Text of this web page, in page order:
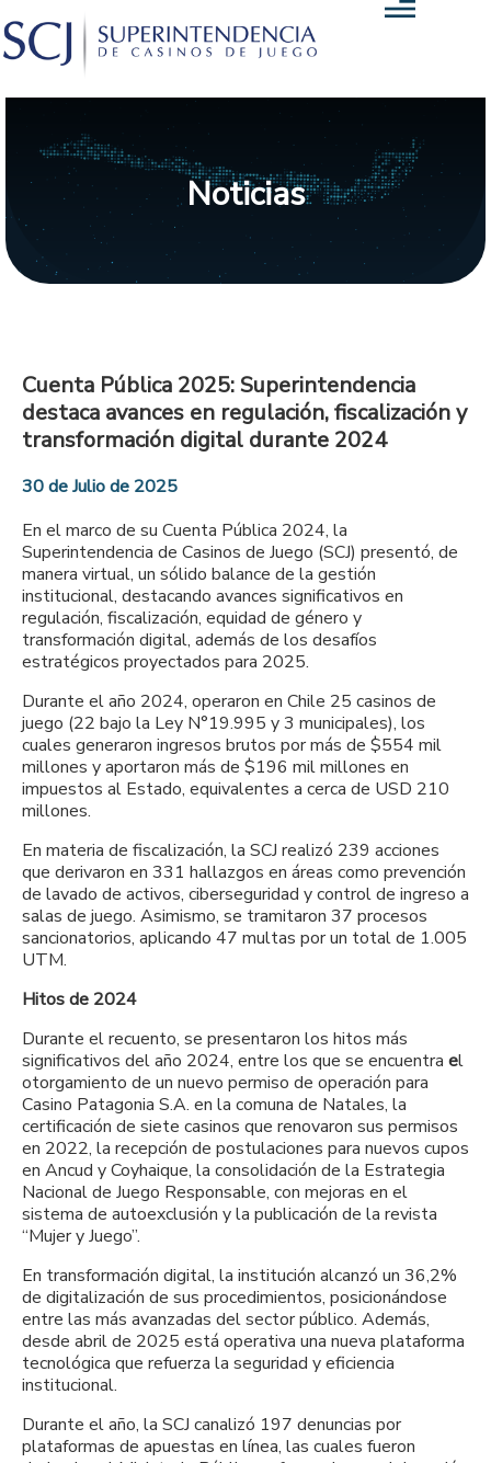
Noticias
Cuenta Pública 2025: Superintendencia
destaca avances en regulación, fiscalización y
transformación digital durante 2024
30 de Julio de 2025
En el marco de su Cuenta Pública 2024, la
Superintendencia de Casinos de Juego (SCJ) presentó, de
manera virtual, un sólido balance de la gestión
institucional, destacando avances significativos en
regulación, fiscalización, equidad de género y
transformación digital, además de los desafíos
estratégicos proyectados para 2025.
Durante el año 2024, operaron en Chile 25 casinos de
juego (22 bajo la Ley N°19.995 y 3 municipales), los
cuales generaron ingresos brutos por más de $554 mil
millones y aportaron más de $196 mil millones en
impuestos al Estado, equivalentes a cerca de USD 210
millones.
En materia de fiscalización, la SCJ realizó 239 acciones
que derivaron en 331 hallazgos en áreas como prevención
de lavado de activos, ciberseguridad y control de ingreso a
salas de juego. Asimismo, se tramitaron 37 procesos
sancionatorios, aplicando 47 multas por un total de 1.005
UTM.
Hitos de 2024
Durante el recuento, se presentaron los hitos más
significativos del año 2024, entre los que se encuentra el
otorgamiento de un nuevo permiso de operación para
Casino Patagonia S.A. en la comuna de Natales, la
certificación de siete casinos que renovaron sus permisos
en 2022, la recepción de postulaciones para nuevos cupos
en Ancud y Coyhaique, la consolidación de la Estrategia
Nacional de Juego Responsable, con mejoras en el
sistema de autoexclusión y la publicación de la revista
“Mujer y Juego”.
En transformación digital, la institución alcanzó un 36,2%
de digitalización de sus procedimientos, posicionándose
entre las más avanzadas del sector público. Además,
desde abril de 2025 está operativa una nueva plataforma
tecnológica que refuerza la seguridad y eficiencia
institucional.
Durante el año, la SCJ canalizó 197 denuncias por
plataformas de apuestas en línea, las cuales fueron